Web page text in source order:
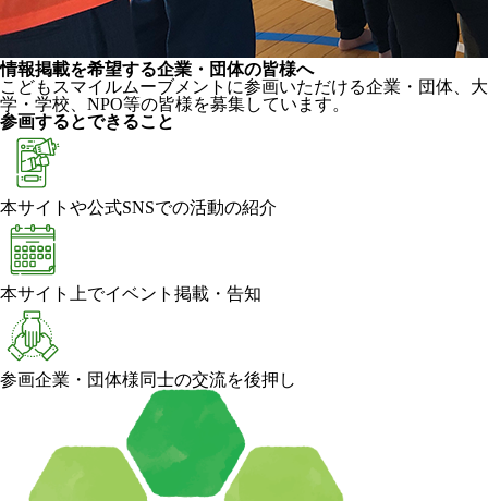
情報掲載を希望する企業・団体の皆様へ
こどもスマイルムーブメントに参画いただける企業・団体、大
学・学校、NPO等の皆様を募集しています。
参画するとできること
本サイトや公式SNSでの活動の紹介
本サイト上でイベント掲載・告知
参画企業・団体様同士の交流を後押し